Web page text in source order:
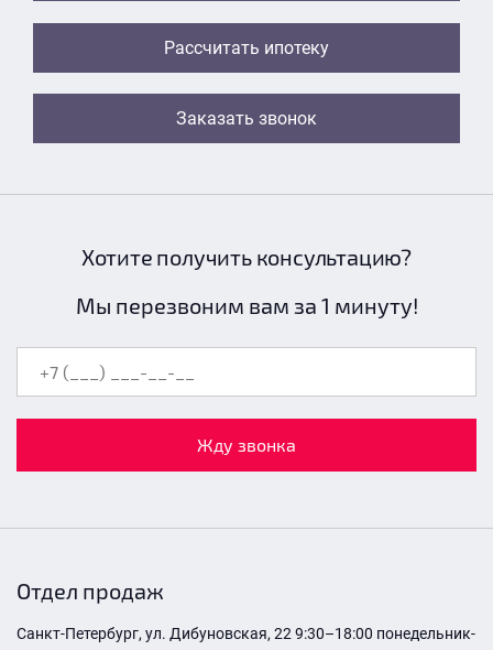
Рассчитать ипотеку
Заказать звонок
Хотите получить консультацию?
Мы перезвоним вам за 1 минуту!
Жду звонка
Отдел продаж
Санкт-Петербург, ул. Дибуновская, 22 9:30–18:00 понедельник-